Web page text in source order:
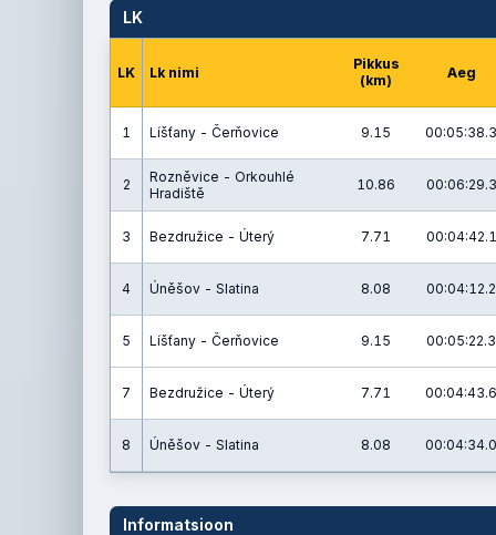
LK
LK Lk nimi
Pikkus
(km)
Aeg
1 Líšťany - Čerňovice 9.15 00:05:38.3
2
Rozněvice - Orkouhlé
Hradiště
10.86 00:06:29.3
3 Bezdružice - Úterý 7.71 00:04:42.1
4 Úněšov - Slatina 8.08 00:04:12.2
5 Líšťany - Čerňovice 9.15 00:05:22.3
7 Bezdružice - Úterý 7.71 00:04:43.6
8 Úněšov - Slatina 8.08 00:04:34.0
Informatsioon